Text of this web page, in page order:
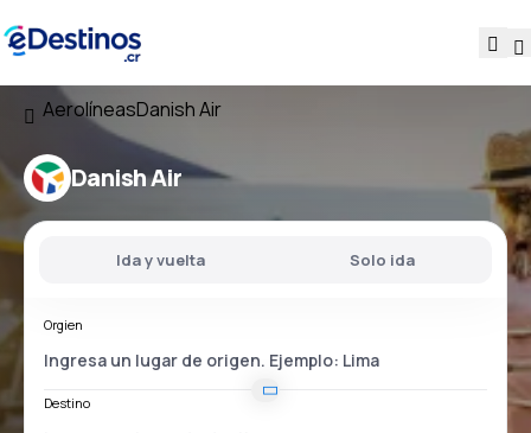
AerolíneasDanish Air
Danish Air
Ida y vuelta Solo ida
Orgien
Destino